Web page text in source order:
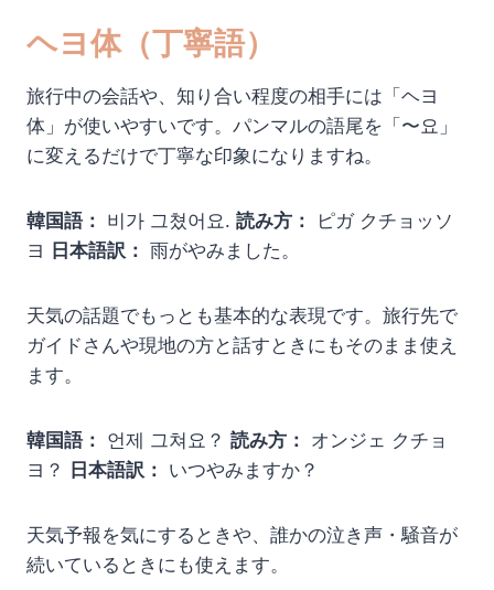
ヘヨ体（丁寧語）
旅行中の会話や、知り合い程度の相手には「ヘヨ
体」が使いやすいです。パンマルの語尾を「〜요」
に変えるだけで丁寧な印象になりますね。
韓国語： 비가 그쳤어요. 読み方：
ピガ クチョッソ
ヨ 日本語訳： 雨がやみました。
天気の話題でもっとも基本的な表現です。旅行先で
ガイドさんや現地の方と話すときにもそのまま使え
ます。
韓国語： 언제 그쳐요？ 読み方： オンジェ クチョ
ヨ？
日本語訳： いつやみますか？
天気予報を気にするときや、誰かの泣き声・騒音が
続いているときにも使えます。